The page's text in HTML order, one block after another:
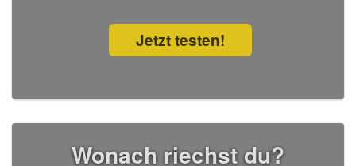
Jetzt testen!
Wonach riechst du?